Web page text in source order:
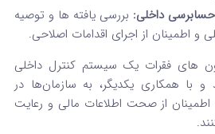
داخلی: بررسی یافته‌ ها و توصیه‌
و اطمینان از اجرای اقدامات اصلاحی.
های فقرات یک سیستم کنترل داخلی
با همکاری یکدیگر، به سازمان‌ها در
اطمینان از صحت اطلاعات مالی و رعایت